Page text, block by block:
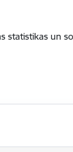
statistikas un